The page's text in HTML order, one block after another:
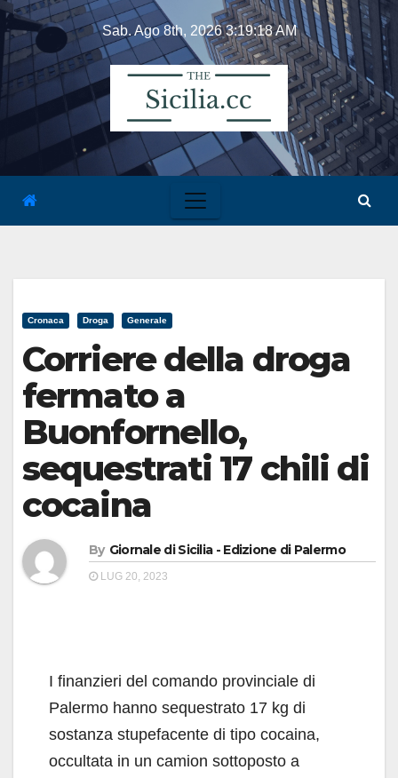
Skip
content
Sab. Ago 8th, 20263:19:19 AM
Cronaca Droga Generale
Corriere della droga
fermato a
Buonfornello,
sequestrati 17 chili di
cocaina
By Giornale di Sicilia - Edizione di Palermo
LUG 20, 2023
I finanzieri del comando provinciale di
Palermo hanno sequestrato 17 kg di
sostanza stupefacente di tipo cocaina,
occultata in un camion sottoposto a